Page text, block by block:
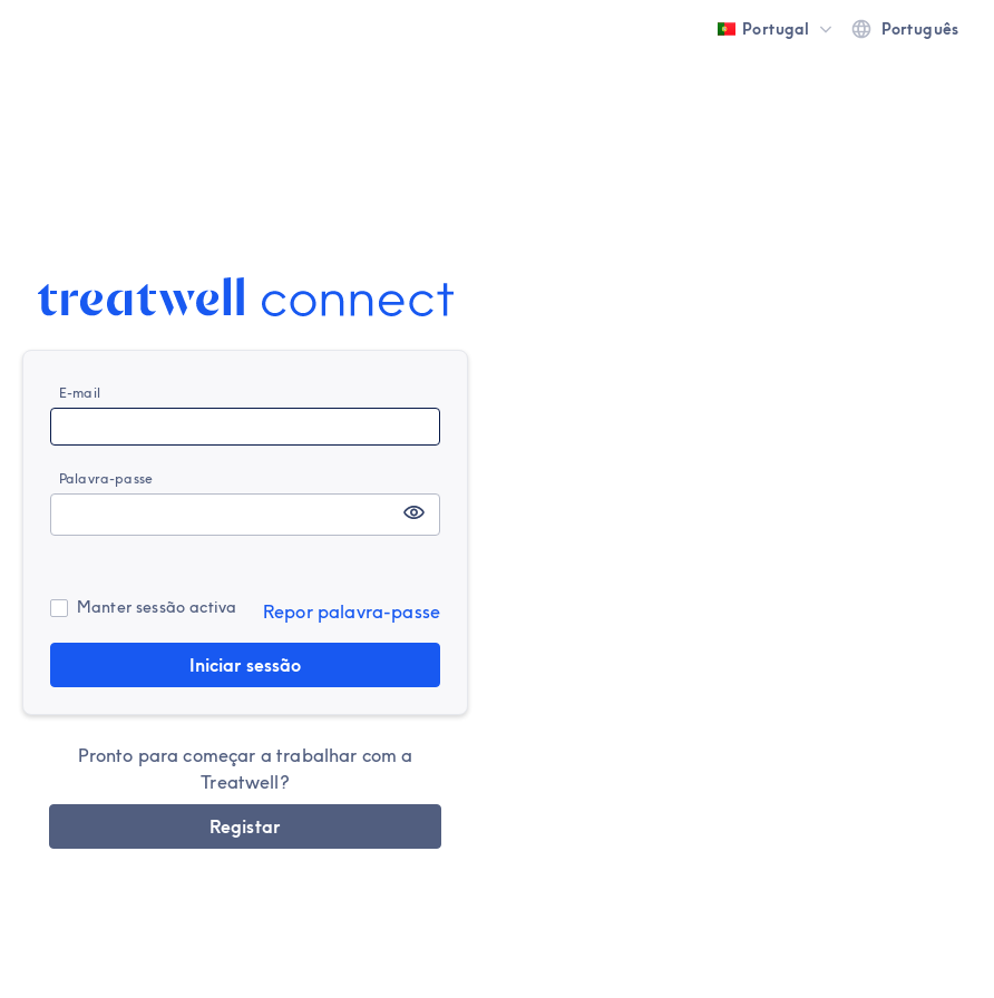
Portugal Português
E-mail
Palavra-passe
Manter sessão activa Repor palavra-passe
Iniciar sessão
Pronto para começar a trabalhar com a
Treatwell?
Registar